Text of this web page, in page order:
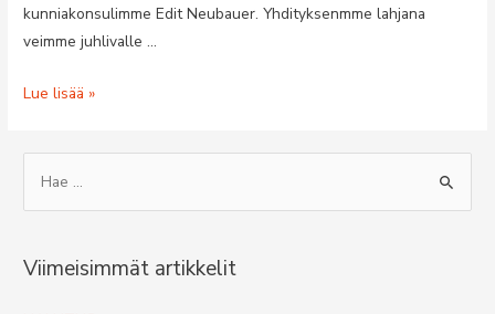
kunniakonsulimme Edit Neubauer. Yhdityksenmme lahjana
veimme juhlivalle …
VESZPRÉMIN
SUOMI
YSTÄVYYSSEURA
VUOTTA
Lue lisää »
rViimeisimmät artikkelit